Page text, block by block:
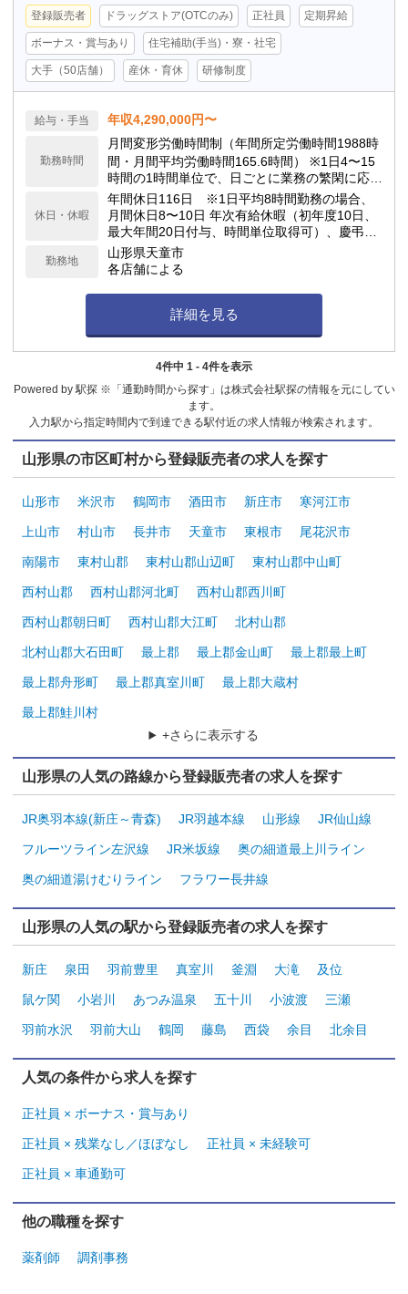
登録販売者 ドラッグストア(OTCのみ) 正社員 定期昇給
ボーナス・賞与あり 住宅補助(手当)・寮・社宅
大手（50店舗） 産休・育休 研修制度
給与・手当 年収4,290,000円〜
勤務時間
月間変形労働時間制（年間所定労働時間1988時
間・月間平均労働時間165.6時間） ※1日4〜15
時間の1時間単位で、日ごとに業務の繁閑に応じ
て勤務時間を設定します。
休日・休暇
年間休日116日 ※1日平均8時間勤務の場合、
月間休日8〜10日 年次有給休暇（初年度10日、
最大年間20日付与、時間単位取得可）、慶弔休
暇、子の看護休暇、介護休暇 他
勤務地
山形県天童市
各店舗による
詳細を見る
4件中 1 - 4件を表示
Powered by 駅探 ※「通勤時間から探す」は株式会社駅探の情報を元にしてい
ます。
入力駅から指定時間内で到達できる駅付近の求人情報が検索されます。
山形県の市区町村から登録販売者の求人を探す
山形市 米沢市 鶴岡市 酒田市 新庄市 寒河江市
上山市 村山市 長井市 天童市 東根市 尾花沢市
南陽市 東村山郡 東村山郡山辺町 東村山郡中山町
西村山郡 西村山郡河北町 西村山郡西川町
西村山郡朝日町 西村山郡大江町 北村山郡
北村山郡大石田町 最上郡 最上郡金山町 最上郡最上町
最上郡舟形町 最上郡真室川町 最上郡大蔵村
最上郡鮭川村
+さらに表示する
山形県の人気の路線から登録販売者の求人を探す
JR奥羽本線(新庄～青森) JR羽越本線 山形線 JR仙山線
フルーツライン左沢線 JR米坂線 奥の細道最上川ライン
奥の細道湯けむりライン フラワー長井線
山形県の人気の駅から登録販売者の求人を探す
新庄 泉田 羽前豊里 真室川 釜淵 大滝 及位
鼠ケ関 小岩川 あつみ温泉 五十川 小波渡 三瀬
羽前水沢 羽前大山 鶴岡 藤島 西袋 余目 北余目
人気の条件から求人を探す
正社員 × ボーナス・賞与あり
正社員 × 残業なし／ほぼなし 正社員 × 未経験可
正社員 × 車通勤可
他の職種を探す
薬剤師 調剤事務